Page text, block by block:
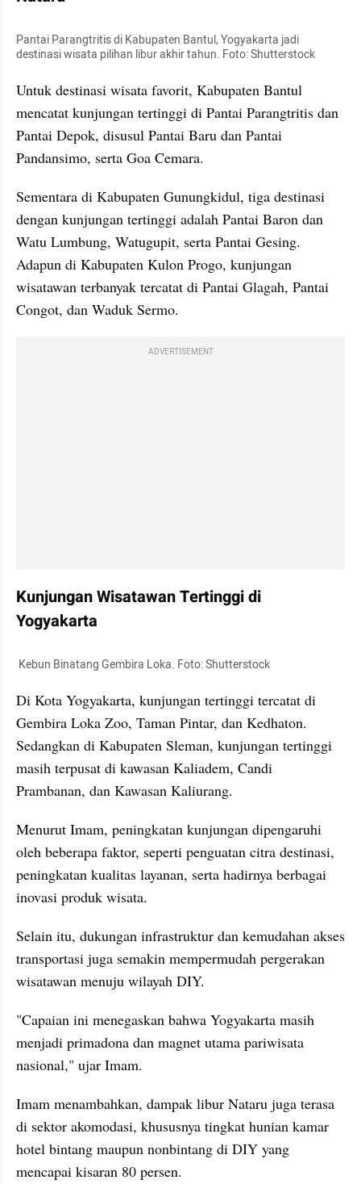
Pantai Parangtritis di Kabupaten Bantul, Yogyakarta jadi
destinasi wisata pilihan libur akhir tahun. Foto: Shutterstock
Untuk destinasi wisata favorit, Kabupaten Bantul
mencatat kunjungan tertinggi di Pantai Parangtritis dan
Pantai Depok, disusul Pantai Baru dan Pantai
Pandansimo, serta Goa Cemara.
Sementara di Kabupaten Gunungkidul, tiga destinasi
dengan kunjungan tertinggi adalah Pantai Baron dan
Watu Lumbung, Watugupit, serta Pantai Gesing.
Adapun di Kabupaten Kulon Progo, kunjungan
wisatawan terbanyak tercatat di Pantai Glagah, Pantai
Congot, dan Waduk Sermo.
ADVERTISEMENT
Kunjungan Wisatawan Tertinggi di
Yogyakarta
Kebun Binatang Gembira Loka. Foto: Shutterstock
Di Kota Yogyakarta, kunjungan tertinggi tercatat di
Gembira Loka Zoo, Taman Pintar, dan Kedhaton.
Sedangkan di Kabupaten Sleman, kunjungan tertinggi
masih terpusat di kawasan Kaliadem, Candi
Prambanan, dan Kawasan Kaliurang.
Menurut Imam, peningkatan kunjungan dipengaruhi
oleh beberapa faktor, seperti penguatan citra destinasi,
peningkatan kualitas layanan, serta hadirnya berbagai
inovasi produk wisata.
Selain itu, dukungan infrastruktur dan kemudahan akses
transportasi juga semakin mempermudah pergerakan
wisatawan menuju wilayah DIY.
"Capaian ini menegaskan bahwa Yogyakarta masih
menjadi primadona dan magnet utama pariwisata
nasional," ujar Imam.
Imam menambahkan, dampak libur Nataru juga terasa
di sektor akomodasi, khususnya tingkat hunian kamar
hotel bintang maupun nonbintang di DIY yang
mencapai kisaran 80 persen.